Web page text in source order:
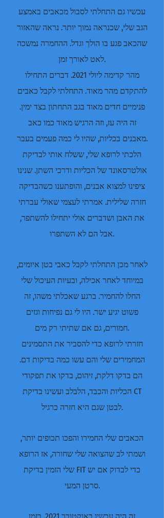
עכשיו גם התחלתי לסבול מכאבים באמצע
הגב שלי, שכנראה נמוך יותר. נראה שהאזור
שהכאב פגע בו הולך וגדל. ההחמרה נמשכה
לאט לאורך זמן.
מהר קדימה ליולי 2021. דברים התחילו
להתקדם מהר מאוד. התחלתי לקבל כאבים
פנימיים חדים מאוד בגב התחתון בצד ימין.
זה היה עז, וזה הרגיש מאוד כמו כאב
מאבנים בכליות, שהיו לי כמה פעמים בעבר.
הלכתי לרופא שלי, ששלח אותי לבדיקת
אולטרסאונד של הכליות ודרכי השתן. שנינו
ציפינו למצוא אבנים, והופתענו כשהבדיקה
חזרה שלילית. אמרתי לעצמי שאולי עברתי
את האבן ושדברים אולי יתחילו להשתפר,
אבל הם לא השתפרו.
לאחר מכן התחלתי לקבל כאבי בטן איומים,
במיוחד לאחר אכילה, ובעיות העיכול שלי
החלו להחמיר. ברגע שאכלתי משהו, זה
פשוט יגיע ישר. היו לי גם נפיחות וגזים
חמורים, גם אם שתיתי רק מים.
חזרתי לרופא כדי להסביר את התסמינים
המחמירים שלי והם עשו כמה בדיקות דם.
הם בדקו דלקת, זיהום, בדקו את תפקודי
הכליות והכבד, הלבלב ועשינו בדיקת CT
לבטן שגם היא חזרה כרגיל.
הכאבים שלי החמירו והפכו תכופים יותר,
ושמתי לב שהצואה שלי שחורה, אז הרופא
שלי הזמין בדיקת FIT כדי לבדוק אם יש
סרטן המעי.